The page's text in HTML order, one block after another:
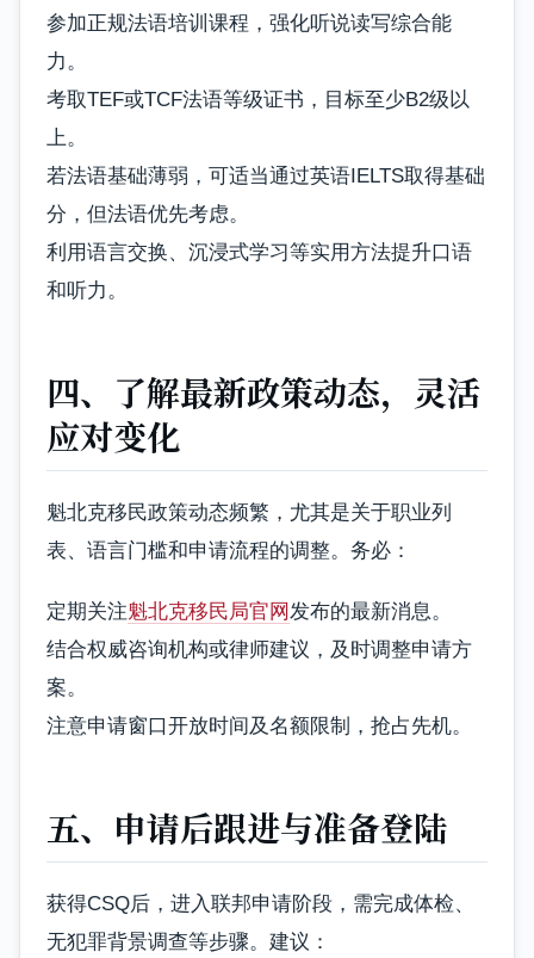
参加正规法语培训课程，强化听说读写综合能
力。
考取TEF或TCF法语等级证书，目标至少B2级以
上。
若法语基础薄弱，可适当通过英语IELTS取得基础
分，但法语优先考虑。
利用语言交换、沉浸式学习等实用方法提升口语
和听力。
四、了解最新政策动态，灵活
应对变化
魁北克移民政策动态频繁，尤其是关于职业列
表、语言门槛和申请流程的调整。务必：
定期关注魁北克移民局官网 发布的最新消息。
结合权威咨询机构或律师建议，及时调整申请方
案。
注意申请窗口开放时间及名额限制，抢占先机。
五、申请后跟进与准备登陆
获得CSQ后，进入联邦申请阶段，需完成体检、
无犯罪背景调查等步骤。建议：